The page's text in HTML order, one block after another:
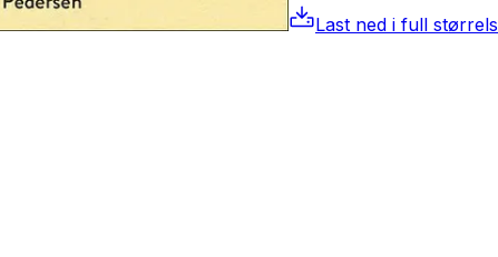
Last ned i full